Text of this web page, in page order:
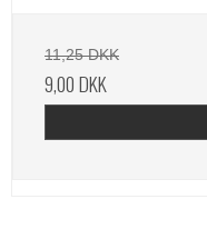
11,25 DKK
9,00 DKK